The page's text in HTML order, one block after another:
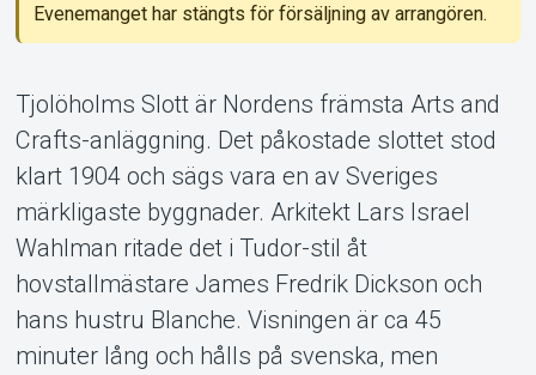
Om Tickster
Evenemanget har stängts för försäljning av arrangören.
Tjolöholms Slott är Nordens främsta Arts and
Crafts-anläggning. Det påkostade slottet stod
klart 1904 och sägs vara en av Sveriges
märkligaste byggnader. Arkitekt Lars Israel
Wahlman ritade det i Tudor-stil åt
hovstallmästare James Fredrik Dickson och
hans hustru Blanche. Visningen är ca 45
minuter lång och hålls på svenska, men